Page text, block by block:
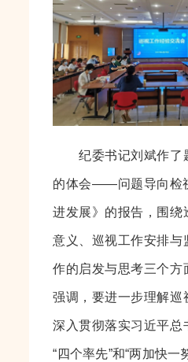
纪委书记刘斌作了
的体会——问题导向检
进发展》的报告，围绕
意义、巡视工作安排与
作的启发与思考三个方
强调，要进一步理解巡
深入贯彻落实习近平总
“四个率先”和“两加快一